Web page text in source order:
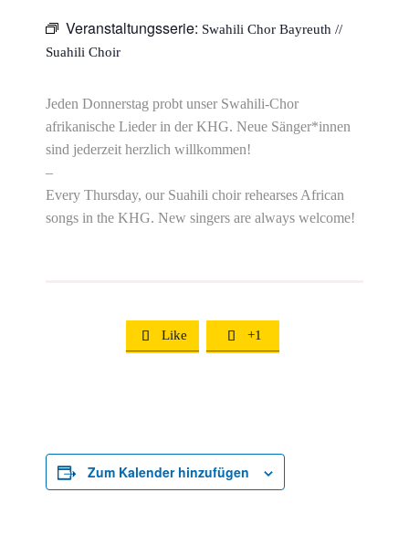
Veranstaltungsserie: Swahili Chor Bayreuth //
Suahili Choir
Jeden Donnerstag probt unser Swahili-Chor
afrikanische Lieder in der KHG. Neue Sänger*innen
sind jederzeit herzlich willkommen!
–
Every Thursday, our Suahili choir rehearses African
songs in the KHG. New singers are always welcome!
 Like  +1
Zum Kalender hinzufügen